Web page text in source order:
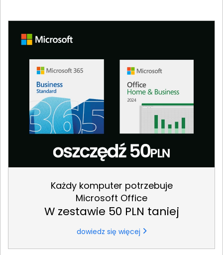
Każdy komputer potrzebuje
Microsoft Office
W zestawie 50 PLN taniej
dowiedz się więcej